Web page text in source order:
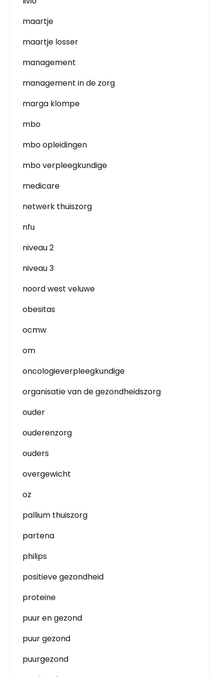
maartje
maartje losser
management
management in de zorg
marga klompe
mbo
mbo opleidingen
mbo verpleegkundige
medicare
netwerk thuiszorg
nfu
niveau 2
niveau 3
noord west veluwe
obesitas
ocmw
om
oncologieverpleegkundige
organisatie van de gezondheidszorg
ouder
ouderenzorg
ouders
overgewicht
oz
pallium thuiszorg
partena
philips
positieve gezondheid
proteine
puur en gezond
puur gezond
puurgezond